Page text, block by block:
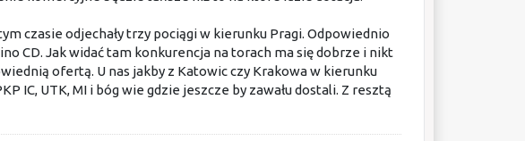
czasie odjechały trzy pociągi w kierunku Pragi. Odpowiednio
CD. Jak widać tam konkurencja na torach ma się dobrze i nikt
ofertą. U nas jakby z Katowic czy Krakowa w kierunku
IC, UTK, MI i bóg wie gdzie jeszcze by zawału dostali. Z resztą